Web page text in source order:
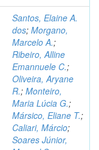
Santos, Elaine A.
dos; Morgano,
Marcelo A.;
Ribeiro, Alline
Emannuele C.;
Oliveira, Aryane
R.; Monteiro,
Maria Lúcia G.;
Mársico, Eliane T.;
Caliari, Márcio;
Soares Júnior,